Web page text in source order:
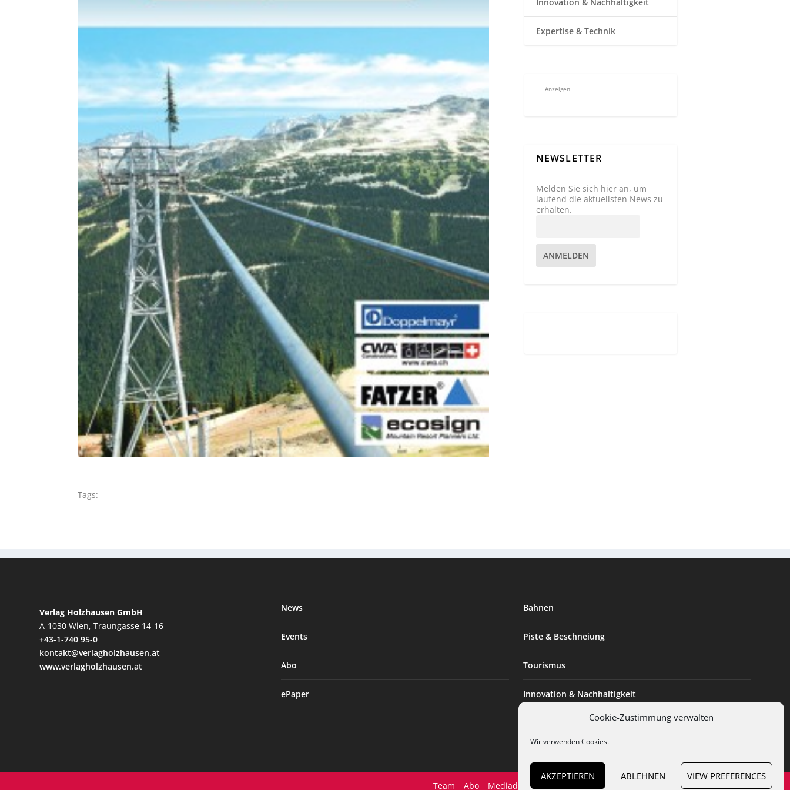
Cookie-Zustimmung verwalten
Wir verwenden Cookies.
AKZEPTIEREN ABLEHNEN VIEW PREFERENCES
Tags:
Expertise & Technik
Anzeigen
NEWSLETTER
Melden Sie sich hier an, um
laufend die aktuellsten News zu
erhalten.
ANMELDEN
Verlag Holzhausen GmbH
A-1030 Wien, Traungasse 14-16
+43-1-740 95-0
kontakt@verlagholzhausen.at
www.verlagholzhausen.at
News
Events
Abo
ePaper
Bahnen
Piste & Beschneiung
Tourismus
Innovation & Nachhaltigkeit
Expertise & Technik
Team Abo Mediadaten Datenschutz Impressum